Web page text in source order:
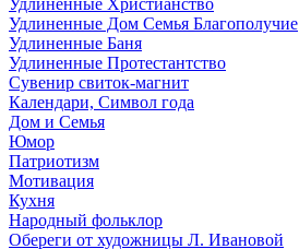
Удлиненные Христианство
Удлиненные Дом Семья Благополучие
Удлиненные Баня
Удлиненные Протестантство
Сувенир свиток-магнит
Календари, Символ года
Дом и Семья
Юмор
Патриотизм
Мотивация
Кухня
Народный фольклор
Обереги от художницы Л. Ивановой